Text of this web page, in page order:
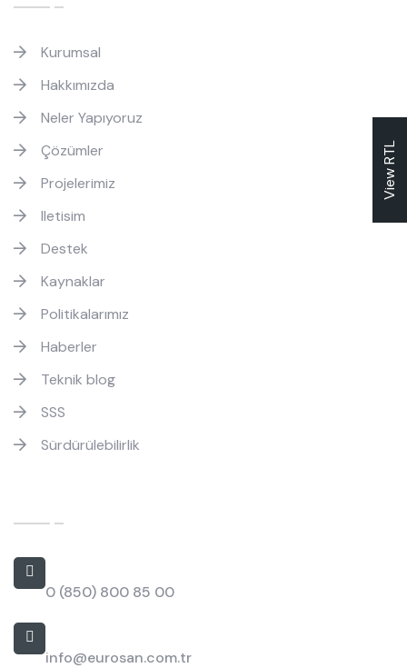
Kurumsal
Hakkımızda
Neler Yapıyoruz
Çözümler
Projelerimiz
Iletisim
Destek
Kaynaklar
Politikalarımız
Haberler
Teknik blog
SSS
Sürdürülebilirlik
0 (850) 800 85 00
info@eurosan.com.tr
View RTL